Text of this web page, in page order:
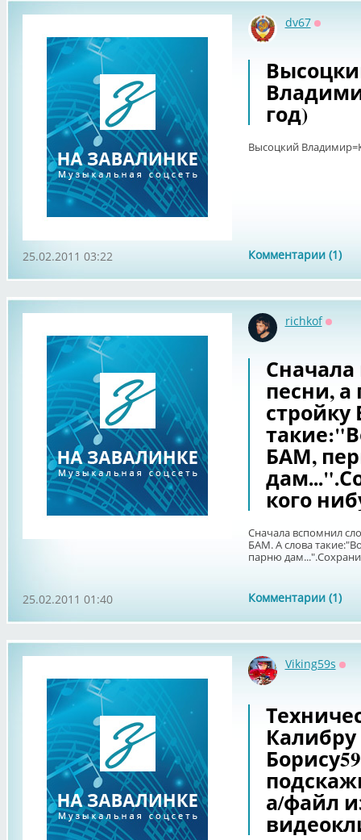
dv67
год)
Высоцкий
Комментарии (1)
25.02.2011 03:22
richkof
песни,
стройку
БАМ,
кого
Сначала вспомнил
БАМ. А слова
парню
Комментарии (1)
25.02.2011 01:40
Viking59s
а/файл